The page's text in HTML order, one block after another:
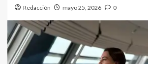
Redacción mayo 25, 2026 0